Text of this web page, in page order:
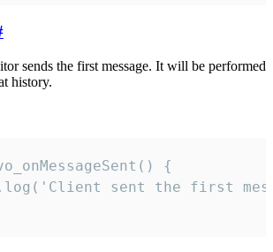
sends the first message. It will be performed
history.
{
sent the first